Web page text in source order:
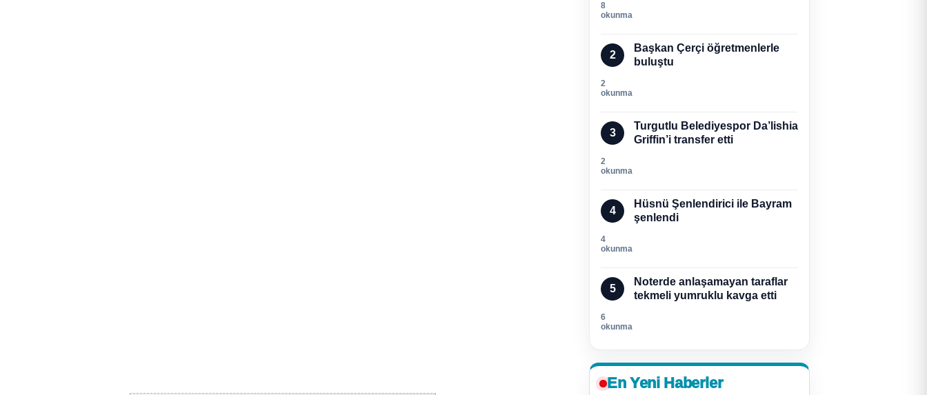
8
okunma
2
Başkan Çerçi öğretmenlerle
buluştu
2
okunma
3
Turgutlu Belediyespor Da’lishia
Griffin’i transfer etti
2
okunma
4
Hüsnü Şenlendirici ile Bayram
şenlendi
4
okunma
5
Noterde anlaşamayan taraflar
tekmeli yumruklu kavga etti
6
okunma
En Yeni Haberler